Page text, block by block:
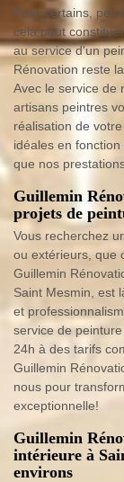
Pour certains,
cela peut
au service d'un
Rénovation reste
Avec le service de
artisans peintres
réalisation de
idéales en
que nos
Guillemin
projets de
Vous recherchez
ou extérieurs, que
Guillemin
Saint Mesmin, est
et
service de
24h à des tarifs
Guillemin
nous pour
exceptionnelle!
Guillemin
intérieure à
environs